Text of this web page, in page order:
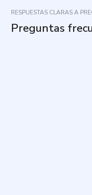
RESPUESTAS CLARAS A
Preguntas